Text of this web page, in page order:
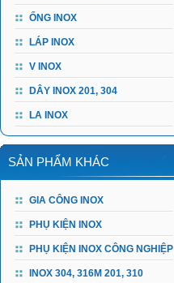
ỐNG INOX
LÁP INOX
V INOX
DÂY INOX 201, 304
LA INOX
SẢN PHẨM KHÁC
GIA CÔNG INOX
PHỤ KIỆN INOX
PHỤ KIỆN INOX CÔNG NGHIỆP
INOX 304, 316M 201, 310